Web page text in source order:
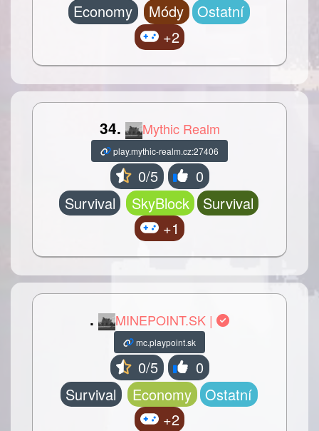
Economy
Módy
Ostatní
+2
34. Mythic Realm
play.mythic-realm.cz:27406
0/5
0
Survival
SkyBlock
Survival
+1
. MINEPOINT.SK |
mc.playpoint.sk
0/5
0
Survival
Economy
Ostatní
+2